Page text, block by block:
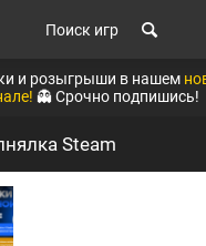
Поиск игр
и розыгрыши в нашем
👻 Срочно подпишись!
Steam